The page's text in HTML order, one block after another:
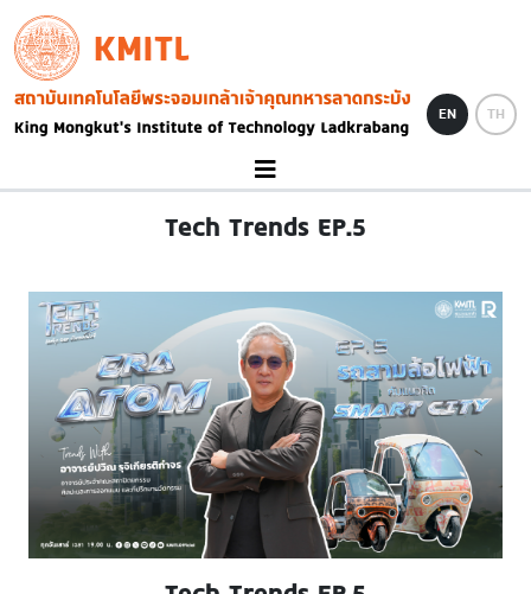
Skip to main content
KMITL
Image
EN TH
Tech Trends EP.5